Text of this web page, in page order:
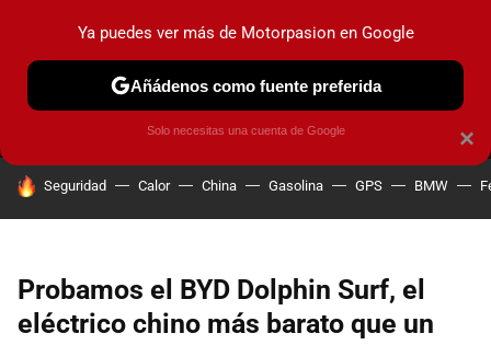
MENÚ NUEVO
COCHES ELÉCTRICOS OBSERVATORIO
HOY SE HABLA DE
Seguridad Calor China Gasolina GPS BMW
Probamos el BYD Dolphin Surf, el
eléctrico chino más barato que un
×
Ya puedes ver más de Motorpasion en Google
Añádenos como fuente preferida
Solo necesitas una cuenta de Google